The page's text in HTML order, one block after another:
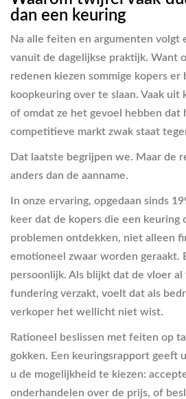
dan een keuring
Na alle feiten en argumenten volgt
vanuit de dagelijkse praktijk. Want
redenen kiezen sommige kopers er
koopkeuring over te slaan. Vaak uit
of omdat ze het gevoel hebben dat
competitieve markt zwak staat
Dat laatste begrijpen we. Maar de
anders dan de aanname.
In onze ervaring, opgedaan sinds
keer dat de kopers die een keuring
problemen ontdekken, niet alleen
emotioneel zwaar worden geraakt.
persoonlijk. Als blijkt dat de vloer
fundering verzakt, voelt dat als
verkoper het wellicht niet wist.
Rationeel beslissen met feiten op
gokken. Een keuringsrapport geeft
u de mogelijkheid te kiezen:
onderhandelen over de prijs, of